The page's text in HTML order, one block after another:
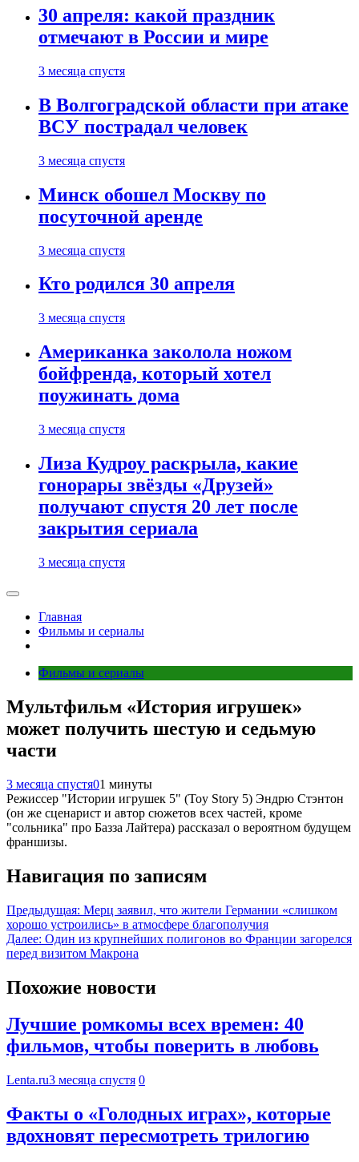
30 апреля: какой праздник
отмечают в России и мире
3 месяца спустя
В Волгоградской области при атаке
ВСУ пострадал человек
3 месяца спустя
Минск обошел Москву по
посуточной аренде
3 месяца спустя
Кто родился 30 апреля
3 месяца спустя
Американка заколола ножом
бойфренда, который хотел
поужинать дома
3 месяца спустя
Лиза Кудроу раскрыла, какие
гонорары звёзды «Друзей»
получают спустя 20 лет после
закрытия сериала
3 месяца спустя
Главная
Фильмы и сериалы
Фильмы и сериалы
Мультфильм «История игрушек»
может получить шестую и седьмую
части
3 месяца спустя01 минуты
Режиссер "Истории игрушек 5" (Toy Story 5) Эндрю Стэнтон
(он же сценарист и автор сюжетов всех частей, кроме
"сольника" про Базза Лайтера) рассказал о вероятном будущем
франшизы.
Навигация по записям
Предыдущая: Мерц заявил, что жители Германии «слишком
хорошо устроились» в атмосфере благополучия
Далее: Один из крупнейших полигонов во Франции загорелся
перед визитом Макрона
Похожие новости
Лучшие ромкомы всех времен: 40
фильмов, чтобы поверить в любовь
Lenta.ru3 месяца спустя 0
Факты о «Голодных играх», которые
вдохновят пересмотреть трилогию